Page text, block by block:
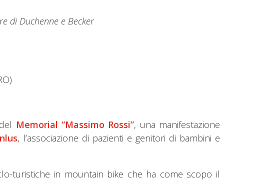
di Duchenne e Becker
Memorial “Massimo Rossi”, una manifestazione
, l’associazione di pazienti e genitori di bambini e
turistiche in mountain bike che ha come scopo il